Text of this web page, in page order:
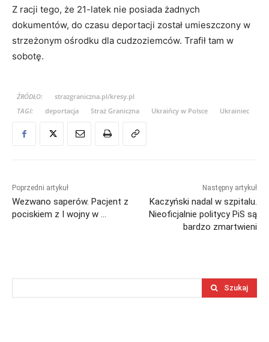
Z racji tego, że 21-latek nie posiada żadnych
dokumentów, do czasu deportacji został umieszczony w
strzeżonym ośrodku dla cudzoziemców. Trafił tam w
sobotę.
ŹRÓDŁO:
strazgraniczna.pl/kresy.pl
TAGI:
deportacja Straż Graniczna Ukraińcy w Polsce Ukrainiec
Poprzedni artykuł
Wezwano saperów. Pacjent z
pociskiem z I wojny w …
Następny artykuł
Kaczyński nadal w szpitalu.
Nieoficjalnie politycy PiS są
bardzo zmartwieni
Szukaj